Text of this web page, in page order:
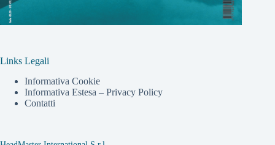
Links Legali
Informativa Cookie
Informativa Estesa – Privacy Policy
Contatti